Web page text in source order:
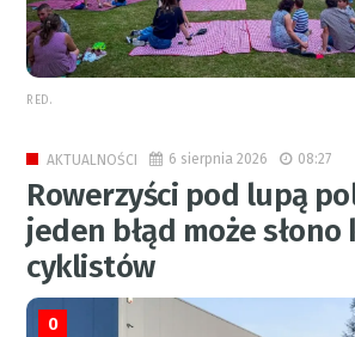
RED.
AKTUALNOŚCI 6 sierpnia 2026 08:27
Rowerzyści pod lupą
jeden błąd może
cyklistów
0